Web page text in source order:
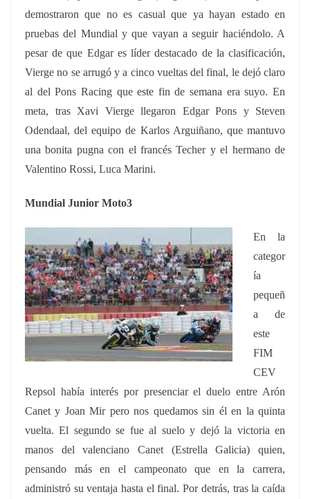
demostraron que no es casual que ya hayan estado en
pruebas del Mundial y que vayan a seguir haciéndolo. A
pesar de que Edgar es líder destacado de la clasificación,
Vierge no se arrugó y a cinco vueltas del final, le dejó claro
al del Pons Racing que este fin de semana era suyo. En
meta, tras Xavi Vierge llegaron Edgar Pons y Steven
Odendaal, del equipo de Karlos Arguiñano, que mantuvo
una bonita pugna con el francés Techer y el hermano de
Valentino Rossi, Luca Marini.
Mundial Junior Moto3
En la
categor
ía
pequeñ
a de
este
FIM
CEV
Repsol había interés por presenciar el duelo entre Arón
Canet y Joan Mir pero nos quedamos sin él en la quinta
vuelta. El segundo se fue al suelo y dejó la victoria en
manos del valenciano Canet (Estrella Galicia) quien,
pensando más en el campeonato que en la carrera,
administró su ventaja hasta el final. Por detrás, tras la caída